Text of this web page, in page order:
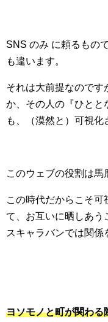
SNS のみ に頼るもの
も違います。
それは大前提なのです
か、その人の『ひとと
も、（漠然と）可視化
このウェブの役割は馬
この時代だからこそ可
て、お互いに晒しあう
スキャラバンでは関係
ヨソモノと町が関わる